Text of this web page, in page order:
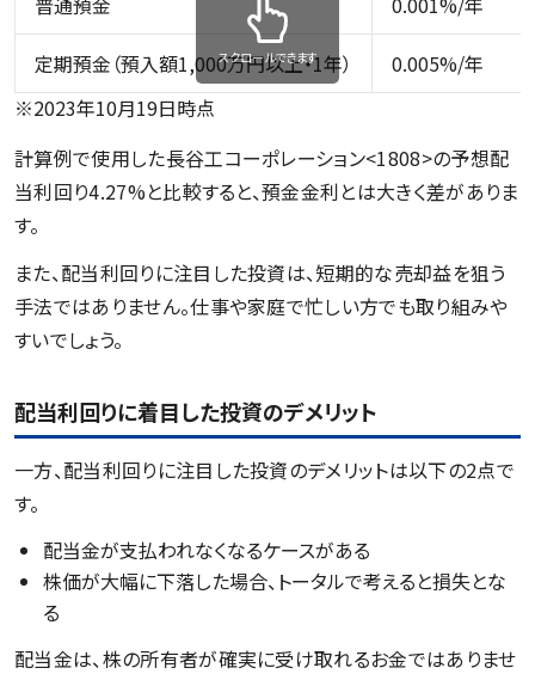
定期預金（預入額1,000万円以上・1年）
0.005%/年
※2023年10月19日時点
スクロールできます
計算例で使用した長谷工コーポレーション<1808>の予想配
当利回り4.27%と比較すると、預金金利とは大きく差がありま
す。
また、配当利回りに注目した投資は、短期的な売却益を狙う
手法ではありません。仕事や家庭で忙しい方でも取り組みや
すいでしょう。
配当利回りに着目した投資のデメリット
一方、配当利回りに注目した投資のデメリットは以下の2点で
す。
配当金が支払われなくなるケースがある
株価が大幅に下落した場合、トータルで考えると損失とな
る
配当金は、株の所有者が確実に受け取れるお金ではありませ